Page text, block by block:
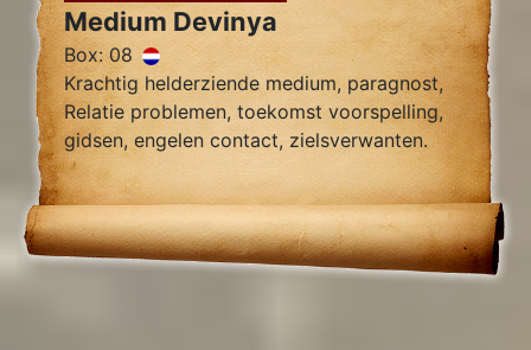
Medium Devinya
Box: 08
Krachtig helderziende medium, paragnost,
Relatie problemen, toekomst voorspelling,
gidsen, engelen contact, zielsverwanten.